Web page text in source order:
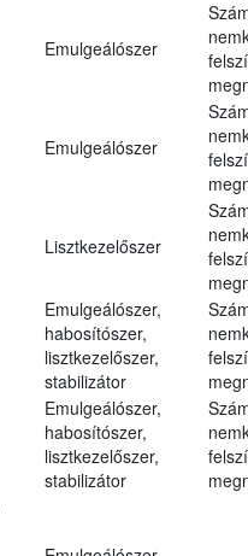
Emulgeálószer
Emulgeálószer
Lisztkezelőszer
Emulgeálószer,
habosítószer,
lisztkezelőszer,
stabilizátor
Emulgeálószer,
habosítószer,
lisztkezelőszer,
stabilizátor